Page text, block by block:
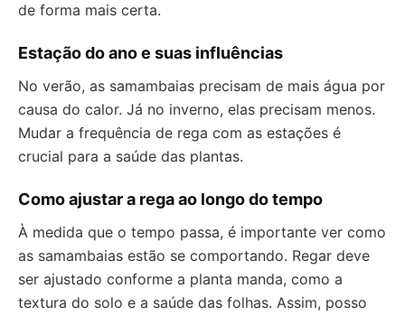
de forma mais certa.
Estação do ano e suas influências
No verão, as samambaias precisam de mais água por
causa do calor. Já no inverno, elas precisam menos.
Mudar a frequência de rega com as estações é
crucial para a saúde das plantas.
Como ajustar a rega ao longo do tempo
À medida que o tempo passa, é importante ver como
as samambaias estão se comportando. Regar deve
ser ajustado conforme a planta manda, como a
textura do solo e a saúde das folhas. Assim, posso